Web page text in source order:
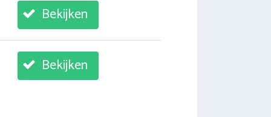
Bekijken
Bekijken